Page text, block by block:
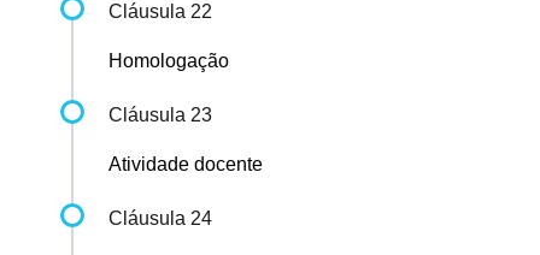
Cláusula 22
Homologação
Cláusula 23
Atividade docente
Cláusula 24